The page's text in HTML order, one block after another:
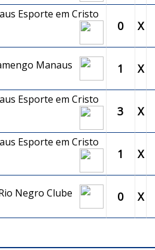
Esporte em Cristo
0 X
Manaus 1 X
Esporte em Cristo
3 X
Esporte em Cristo
1 X
Negro Clube 0 X